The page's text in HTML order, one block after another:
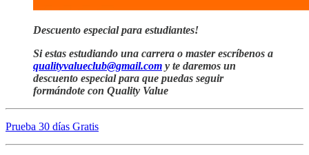
Descuento especial para estudiantes!
Si estas estudiando una carrera o master escríbenos a
qualityvalueclub@gmail.com y te daremos un
descuento especial para que puedas seguir
formándote con Quality Value
Prueba 30 días Gratis